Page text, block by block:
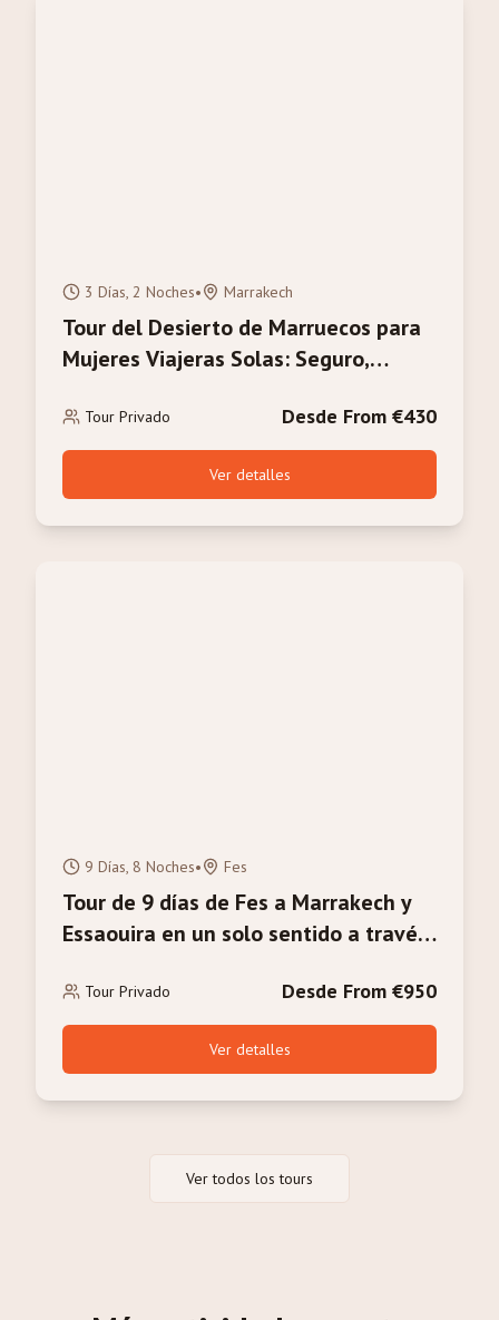
3 Días, 2 Noches• Marrakech
Tour del Desierto de Marruecos para
Mujeres Viajeras Solas: Seguro,
Tour Privado Desde From €430
Ver detalles
9 Días, 8 Noches• Fes
Tour de 9 días de Fes a Marrakech y
Essaouira en un solo sentido a través
Tour Privado Desde From €950
Ver detalles
Ver todos los tours